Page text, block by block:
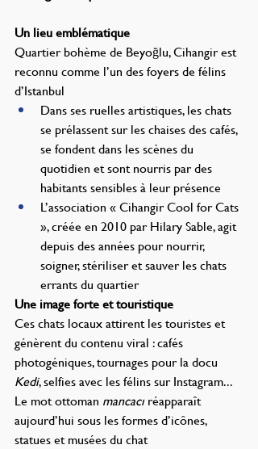
Un lieu emblématique
Quartier bohème de Beyoğlu, Cihangir est
reconnu comme l’un des foyers de félins
d’Istanbul
Dans ses ruelles artistiques, les chats
se prélassent sur les chaises des cafés,
se fondent dans les scènes du
quotidien et sont nourris par des
habitants sensibles à leur présence
L’association « Cihangir Cool for Cats
», créée en 2010 par Hilary Sable, agit
depuis des années pour nourrir,
soigner, stériliser et sauver les chats
errants du quartier
Une image forte et touristique
Ces chats locaux attirent les touristes et
génèrent du contenu viral : cafés
photogéniques, tournages pour la docu
Kedi, selfies avec les félins sur Instagram...
Le mot ottoman mancacı réapparaît
aujourd’hui sous les formes d’icônes,
statues et musées du chat